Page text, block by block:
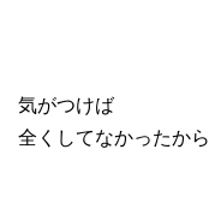
気がつけば
全くしてなかったから